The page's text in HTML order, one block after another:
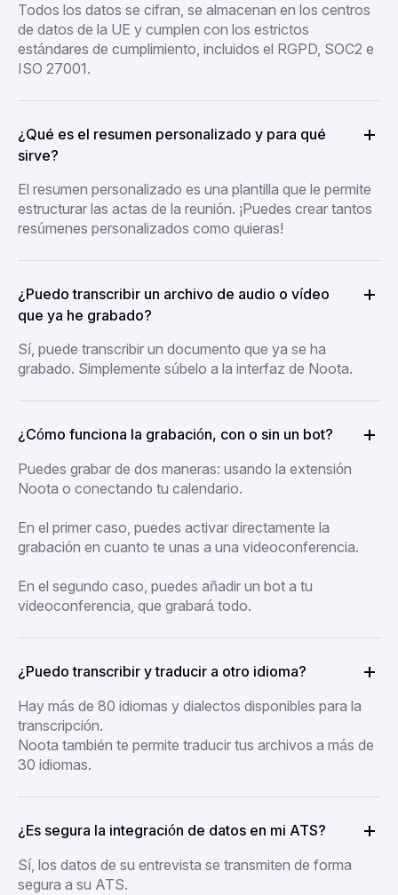
Todos los datos se cifran, se almacenan en los centros
de datos de la UE y cumplen con los estrictos
estándares de cumplimiento, incluidos el RGPD, SOC2 e
ISO 27001.
¿Qué es el resumen personalizado y para qué
sirve?
El resumen personalizado es una plantilla que le permite
estructurar las actas de la reunión. ¡Puedes crear tantos
resúmenes personalizados como quieras!
¿Puedo transcribir un archivo de audio o vídeo
que ya he grabado?
Sí, puede transcribir un documento que ya se ha
grabado. Simplemente súbelo a la interfaz de Noota.
¿Cómo funciona la grabación, con o sin un bot?
Puedes grabar de dos maneras: usando la extensión
Noota o conectando tu calendario.
En el primer caso, puedes activar directamente la
grabación en cuanto te unas a una videoconferencia.
En el segundo caso, puedes añadir un bot a tu
videoconferencia, que grabará todo.
¿Puedo transcribir y traducir a otro idioma?
Hay más de 80 idiomas y dialectos disponibles para la
transcripción.
Noota también te permite traducir tus archivos a más de
30 idiomas.
¿Es segura la integración de datos en mi ATS?
Sí, los datos de su entrevista se transmiten de forma
segura a su ATS.